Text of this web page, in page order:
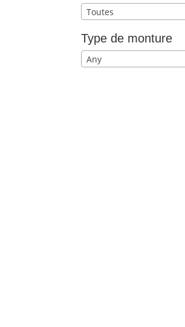
Toutes
Type de monture
Any